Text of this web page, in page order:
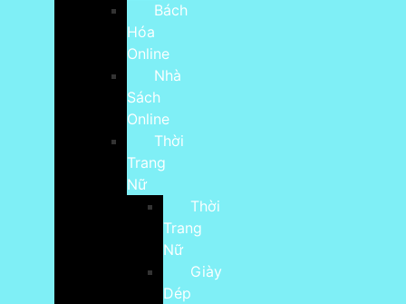
Bách
Hóa
Online
Nhà
Sách
Online
Thời
Trang
Nữ
Thời
Trang
Nữ
Giày
Dép